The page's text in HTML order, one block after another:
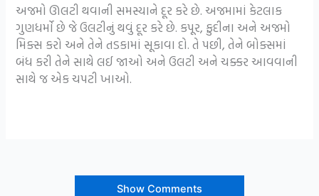
અજમો ઊલટી થવાની સમસ્યાને દૂર કરે છે. અજમામાં કેટલાક
ગુણધર્મો છે જે ઉલટીનું થવું દૂર કરે છે. કપૂર, ફુદીના અને અજમો
મિક્સ કરો અને તેને તડકામાં સૂકાવા દો. તે પછી, તેને બોક્સમાં
બંધ કરી તેને સાથે લઈ જાઓ અને ઉલટી અને ચક્કર આવવાની
સાથે જ એક ચપટી ખાઓ.
Show Comments